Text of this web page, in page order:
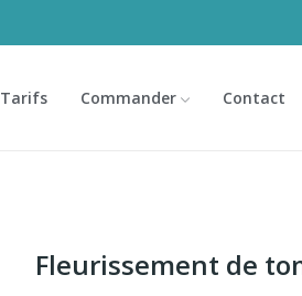
Tarifs Commander Contact
Fleurissement de